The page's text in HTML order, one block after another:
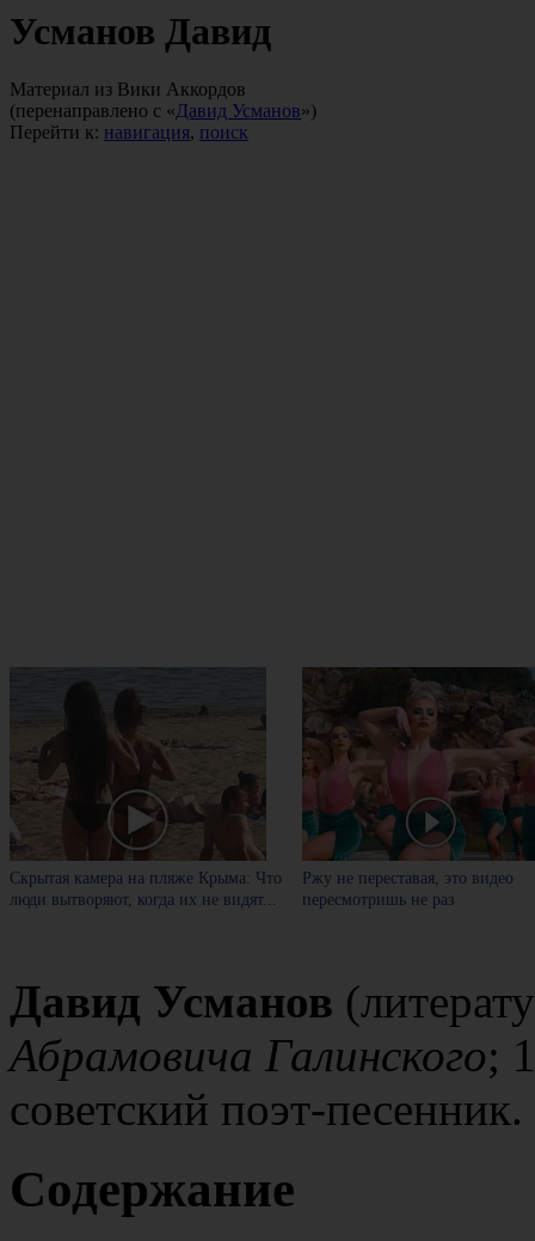
Усманов Давид
Материал из Вики Аккордов
(перенаправлено с «Давид Усманов»)
Перейти к: навигация, поиск
Скрытая камера на пляже Крыма: Что
люди вытворяют, когда их не видят...
Ржу не переставая, это видео
пересмотришь не раз
Давид Усманов
Абрамовича Галинского;
советский поэт-песенник.
Содержание